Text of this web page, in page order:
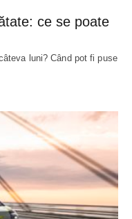
ce se poate
luni? Când pot fi puse